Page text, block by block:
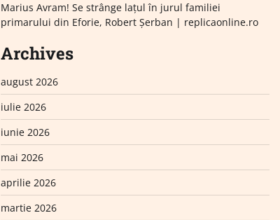
Marius Avram! Se strânge lațul în jurul familiei
primarului din Eforie, Robert Șerban | replicaonline.ro
Archives
august 2026
iulie 2026
iunie 2026
mai 2026
aprilie 2026
martie 2026